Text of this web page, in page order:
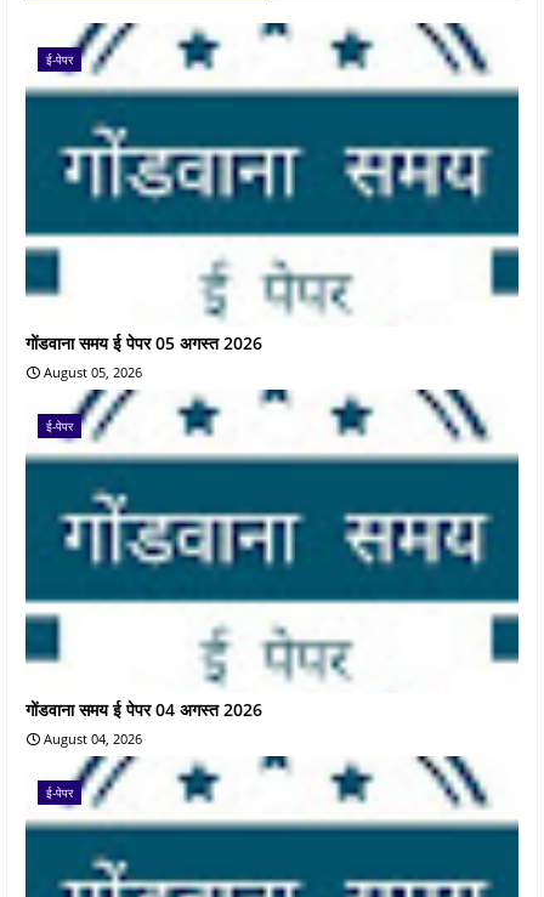
ई-पेपर
गोंडवाना समय ई पेपर 05 अगस्त 2026
August 05, 2026
ई-पेपर
गोंडवाना समय ई पेपर 04 अगस्त 2026
August 04, 2026
ई-पेपर